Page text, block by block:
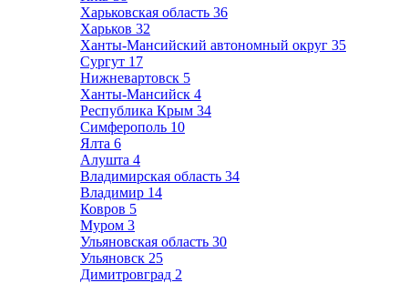
Харьковская область 36
Харьков 32
Ханты-Мансийский автономный округ 35
Сургут 17
Нижневартовск 5
Ханты-Мансийск 4
Республика Крым 34
Симферополь 10
Ялта 6
Алушта 4
Владимирская область 34
Владимир 14
Ковров 5
Муром 3
Ульяновская область 30
Ульяновск 25
Димитровград 2